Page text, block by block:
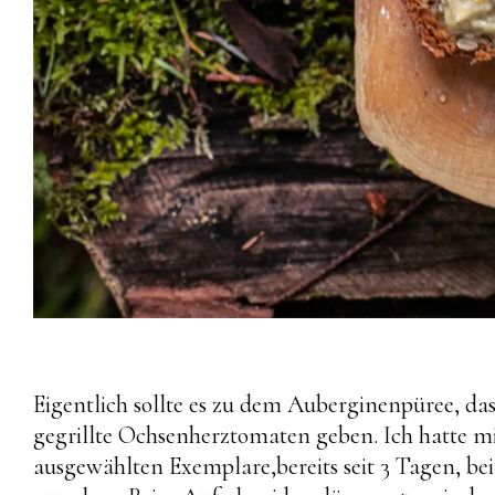
Eigentlich sollte es zu dem Auberginenpüree,
gegrillte Ochsenherztomaten geben. Ich hatte
ausgewählten Exemplare,bereits seit 3 Tagen,